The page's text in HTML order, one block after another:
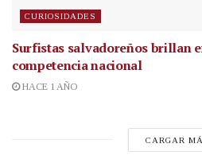
CURIOSIDADES
Surfistas salvadoreños brillan
competencia nacional
HACE 1 AÑO
CARGAR